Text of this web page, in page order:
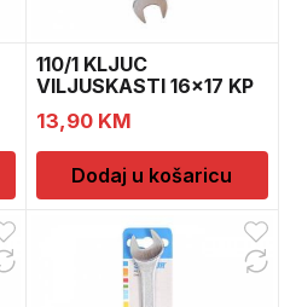
110/1 KLJUC
VILJUSKASTI 16×17 KP
600082
13,90 KM
Dodaj u košaricu